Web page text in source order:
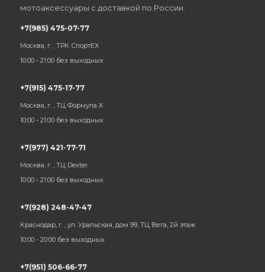
мотоаксессуары с доставкой по России.
+7(985) 475-07-77
Москва, г. , ТРК СпортЕХ
10:00 - 21:00 без выходных
+7(915) 475-17-77
Москва, г. , ТЦ Формула Х
10:00 - 21:00 без выходных
+7(977) 421-77-71
Москва, г. , ТЦ Dexter
10:00 - 21:00 без выходных
+7(928) 248-47-47
Краснодар, г. , ул. Уральская, дом 99, ТЦ Вега, 2й этаж
10:00 - 20:00 без выходных
+7(951) 506-66-77